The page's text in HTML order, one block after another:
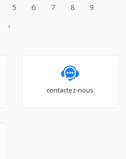
BEKO_RFSA300S
5 6 7 8
9
›
contactez-nous